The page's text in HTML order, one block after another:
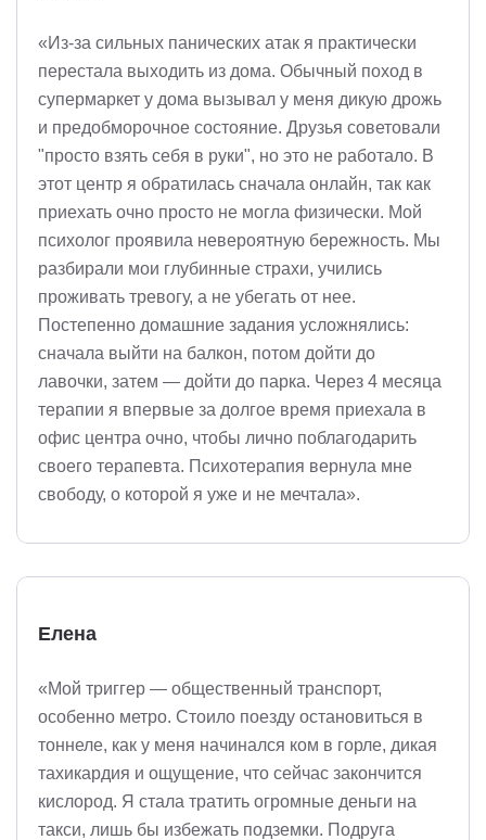
«Из-за сильных панических атак я практически
перестала выходить из дома. Обычный поход в
супермаркет у дома вызывал у меня дикую дрожь
и предобморочное состояние. Друзья советовали
"просто взять себя в руки", но это не работало. В
этот центр я обратилась сначала онлайн, так как
приехать очно просто не могла физически. Мой
психолог проявила невероятную бережность. Мы
разбирали мои глубинные страхи, учились
проживать тревогу, а не убегать от нее.
Постепенно домашние задания усложнялись:
сначала выйти на балкон, потом дойти до
лавочки, затем — дойти до парка. Через 4 месяца
терапии я впервые за долгое время приехала в
офис центра очно, чтобы лично поблагодарить
своего терапевта. Психотерапия вернула мне
свободу, о которой я уже и не мечтала».
Елена
«Мой триггер — общественный транспорт,
особенно метро. Стоило поезду остановиться в
тоннеле, как у меня начинался ком в горле, дикая
тахикардия и ощущение, что сейчас закончится
кислород. Я стала тратить огромные деньги на
такси, лишь бы избежать подземки. Подруга